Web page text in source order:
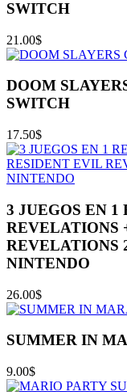
SWITCH
21.00$
DOOM
SWITCH
17.50$
3 JUEGOS EN
REVELATIONS
REVELATIONS
NINTENDO
26.00$
SUMMER IN
9.00$